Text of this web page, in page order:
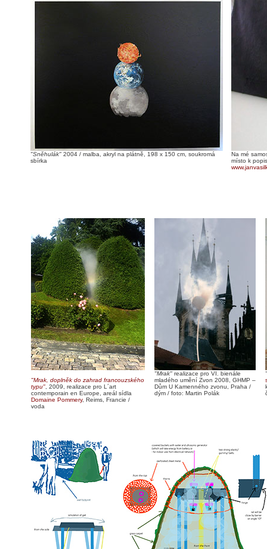
Na mé
místo k
"Sněhulák" 2004 / malba, akryl na plátně, 198 x 150 cm, soukromá
sbírka
"Mrak, doplněk do zahrad francouzského
typu" , 2009, realizace pro L´art
contemporain en Europe, areál sídla
Domaine Pommery, Reims, Francie /
voda
"Mrak" realizace pro VI. bienále
mladého umění Zvon 2008, GHMP –
Dům U Kamenného zvonu, Praha /
dým / foto: Martin Polák